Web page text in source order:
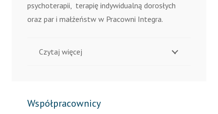
psychoterapii, terapię indywidualną dorosłych
oraz par i małżeństw w Pracowni Integra.
Czytaj więcej
Współpracownicy